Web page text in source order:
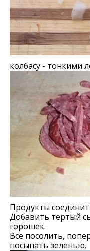
колбасу - тонкими
Продукты
Добавить тертый
горошек.
Все посолить,
посыпать зеленью.